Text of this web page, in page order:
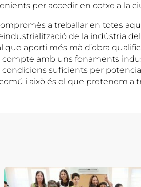
per accedir en cotxe a la
a treballar en totes
de la indústria
que aporti més mà d’obra
compte amb uns fonaments
condicions suficients per
i això és el que pretenem a